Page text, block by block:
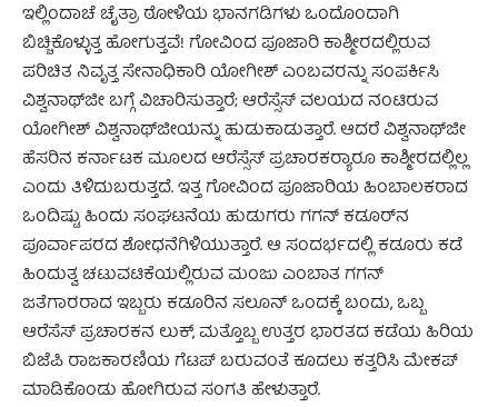
ಇಲ್ಲಿಂದಾಚೆ ಚೈತ್ರಾ ಠೋಳಿಯ ಭಾನಗಡಿಗಳು ಒಂದೊಂದಾಗಿ
ಬಿಚ್ಚಿಕೊಳ್ಳುತ್ತ ಹೋಗುತ್ತವೆ! ಗೋವಿಂದ ಪೂಜಾರಿ ಕಾಶ್ಮೀರದಲ್ಲಿರುವ
ಪರಿಚಿತ ನಿವೃತ್ತ ಸೇನಾಧಿಕಾರಿ ಯೋಗೀಶ್ ಎಂಬವರನ್ನು ಸಂಪರ್ಕಿಸಿ
ವಿಶ್ವನಾಥ್‌ಜೀ ಬಗ್ಗೆ ವಿಚಾರಿಸುತ್ತಾರೆ; ಆರೆಸ್ಸೆಸ್ ವಲಯದ ನಂಟಿರುವ
ಯೋಗೀಶ್ ವಿಶ್ವನಾಥ್‌ಜೀಯನ್ನು ಹುಡುಕಾಡುತ್ತಾರೆ. ಆದರೆ ವಿಶ್ವನಾಥ್‌ಜೀ
ಹೆಸರಿನ ಕರ್ನಾಟಕ ಮೂಲದ ಆರೆಸ್ಸೆಸ್ ಪ್ರಚಾರಕರ್‍ಯಾರೂ ಕಾಶ್ಮೀರದಲ್ಲಿಲ್ಲ
ಎಂದು ತಿಳಿದುಬರುತ್ತದೆ. ಇತ್ತ ಗೋವಿಂದ ಪೂಜಾರಿಯ ಹಿಂಬಾಲಕರಾದ
ಒಂದಿಷ್ಟು ಹಿಂದು ಸಂಘಟನೆಯ ಹುಡುಗರು ಗಗನ್ ಕಡೂರ್‌ನ
ಪೂರ್ವಾಪರದ ಶೋಧನೆಗಿಳಿಯುತ್ತಾರೆ. ಆ ಸಂದರ್ಭದಲ್ಲಿ ಕಡೂರು ಕಡೆ
ಹಿಂದುತ್ವ ಚಟುವಟಿಕೆಯಲ್ಲಿರುವ ಮಂಜು ಎಂಬಾತ ಗಗನ್
ಜತೆಗಾರರಾದ ಇಬ್ಬರು ಕಡೂರಿನ ಸಲೂನ್ ಒಂದಕ್ಕೆ ಬಂದು, ಒಬ್ಬ
ಆರೆಸೆಸ್ ಪ್ರಚಾರಕನ ಲುಕ್, ಮತ್ತೊಬ್ಬ ಉತ್ತರ ಭಾರತದ ಕಡೆಯ ಹಿರಿಯ
ಬಿಜೆಪಿ ರಾಜಕಾರಣಿಯ ಗೆಟಪ್ ಬರುವಂತೆ ಕೂದಲು ಕತ್ತರಿಸಿ ಮೇಕಪ್
ಮಾಡಿಕೊಂಡು ಹೋಗಿರುವ ಸಂಗತಿ ಹೇಳುತ್ತಾರೆ.